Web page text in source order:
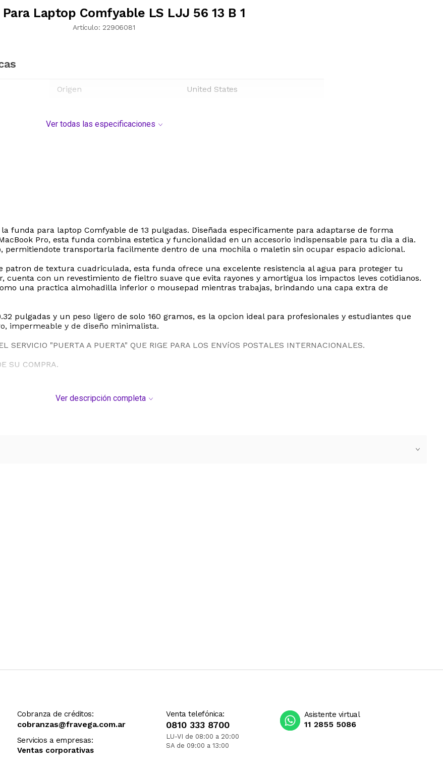
Para Laptop Comfyable LS LJJ 56 13 B 1
Artículo: 22906081
Origen United States
Ver todas las especificaciones
funda para laptop Comfyable de 13 pulgadas. Diseñada especificamente para adaptarse de forma
Pro, esta funda combina estetica y funcionalidad en un accesorio indispensable para tu dia a dia.
transportarla facilmente dentro de una mochila o maletin sin ocupar espacio adicional.
patron de textura cuadriculada, esta funda ofrece una excelente resistencia al agua para proteger tu
con un revestimiento de fieltro suave que evita rayones y amortigua los impactos leves cotidianos.
una practica almohadilla inferior o mousepad mientras trabajas, brindando una capa extra de
pulgadas y un peso ligero de solo 160 gramos, es la opcion ideal para profesionales y estudiantes que
impermeable y de diseño minimalista.
SERVICIO "PUERTA A PUERTA" QUE RIGE PARA LOS ENVíOS POSTALES INTERNACIONALES.
SU COMPRA.
Ver descripción completa
Cobranza de créditos:
cobranzas@fravega.com.ar
Servicios a empresas:
Ventas corporativas
Venta telefónica:
0810 333 8700
LU-VI de 08:00 a 20:00
SA de 09:00 a 13:00
Asistente virtual
11 2855 5086